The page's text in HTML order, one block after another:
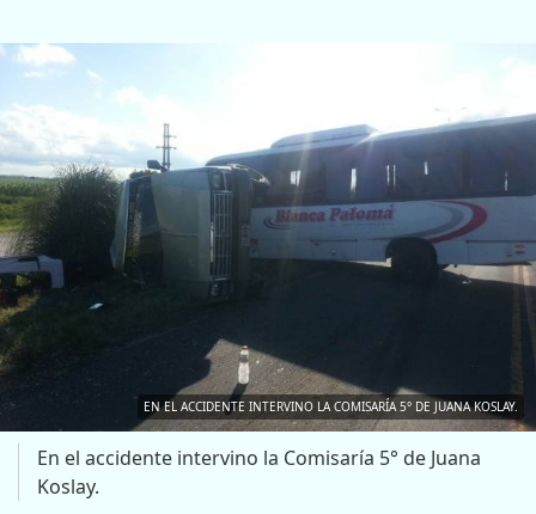
EN EL ACCIDENTE INTERVINO LA COMISARÍA 5° DE JUANA KOSLAY.
En el accidente intervino la Comisaría 5° de Juana
Koslay.